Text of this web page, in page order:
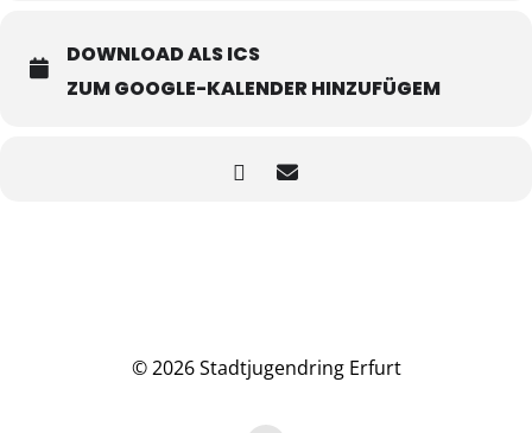
DOWNLOAD ALS ICS
ZUM GOOGLE-KALENDER HINZUFÜGEM
© 2026 Stadtjugendring Erfurt